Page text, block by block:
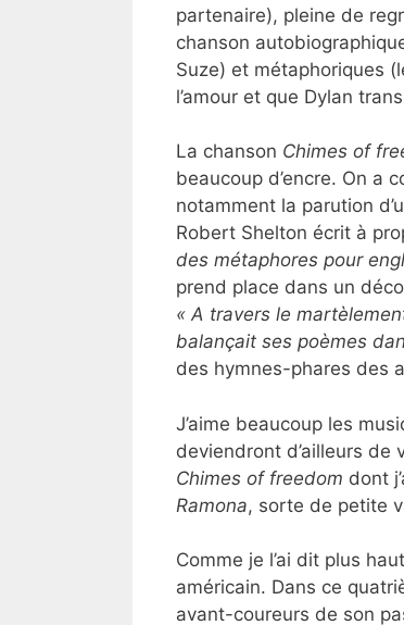
partenaire), pleine de
chanson
Suze) et métaphoriques
l’amour et que Dylan
La chanson Chimes of
beaucoup d’encre. On a
notamment la parution
Robert Shelton écrit à
des métaphores pour
prend place dans un
« A travers le
balançait ses poèmes
des hymnes-phares des
J’aime beaucoup les
deviendront d’ailleurs de
Chimes of freedom dont
Ramona, sorte de petite
Comme je l’ai dit plus
américain. Dans ce
avant-coureurs de son